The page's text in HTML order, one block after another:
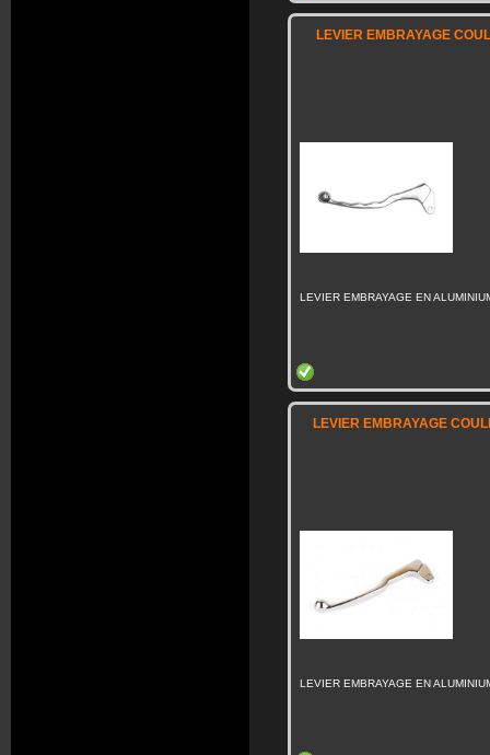
LEVIER EMBRAYAGE
LEVIER EMBRAYAGE EN
LEVIER EMBRAYAGE
LEVIER EMBRAYAGE EN